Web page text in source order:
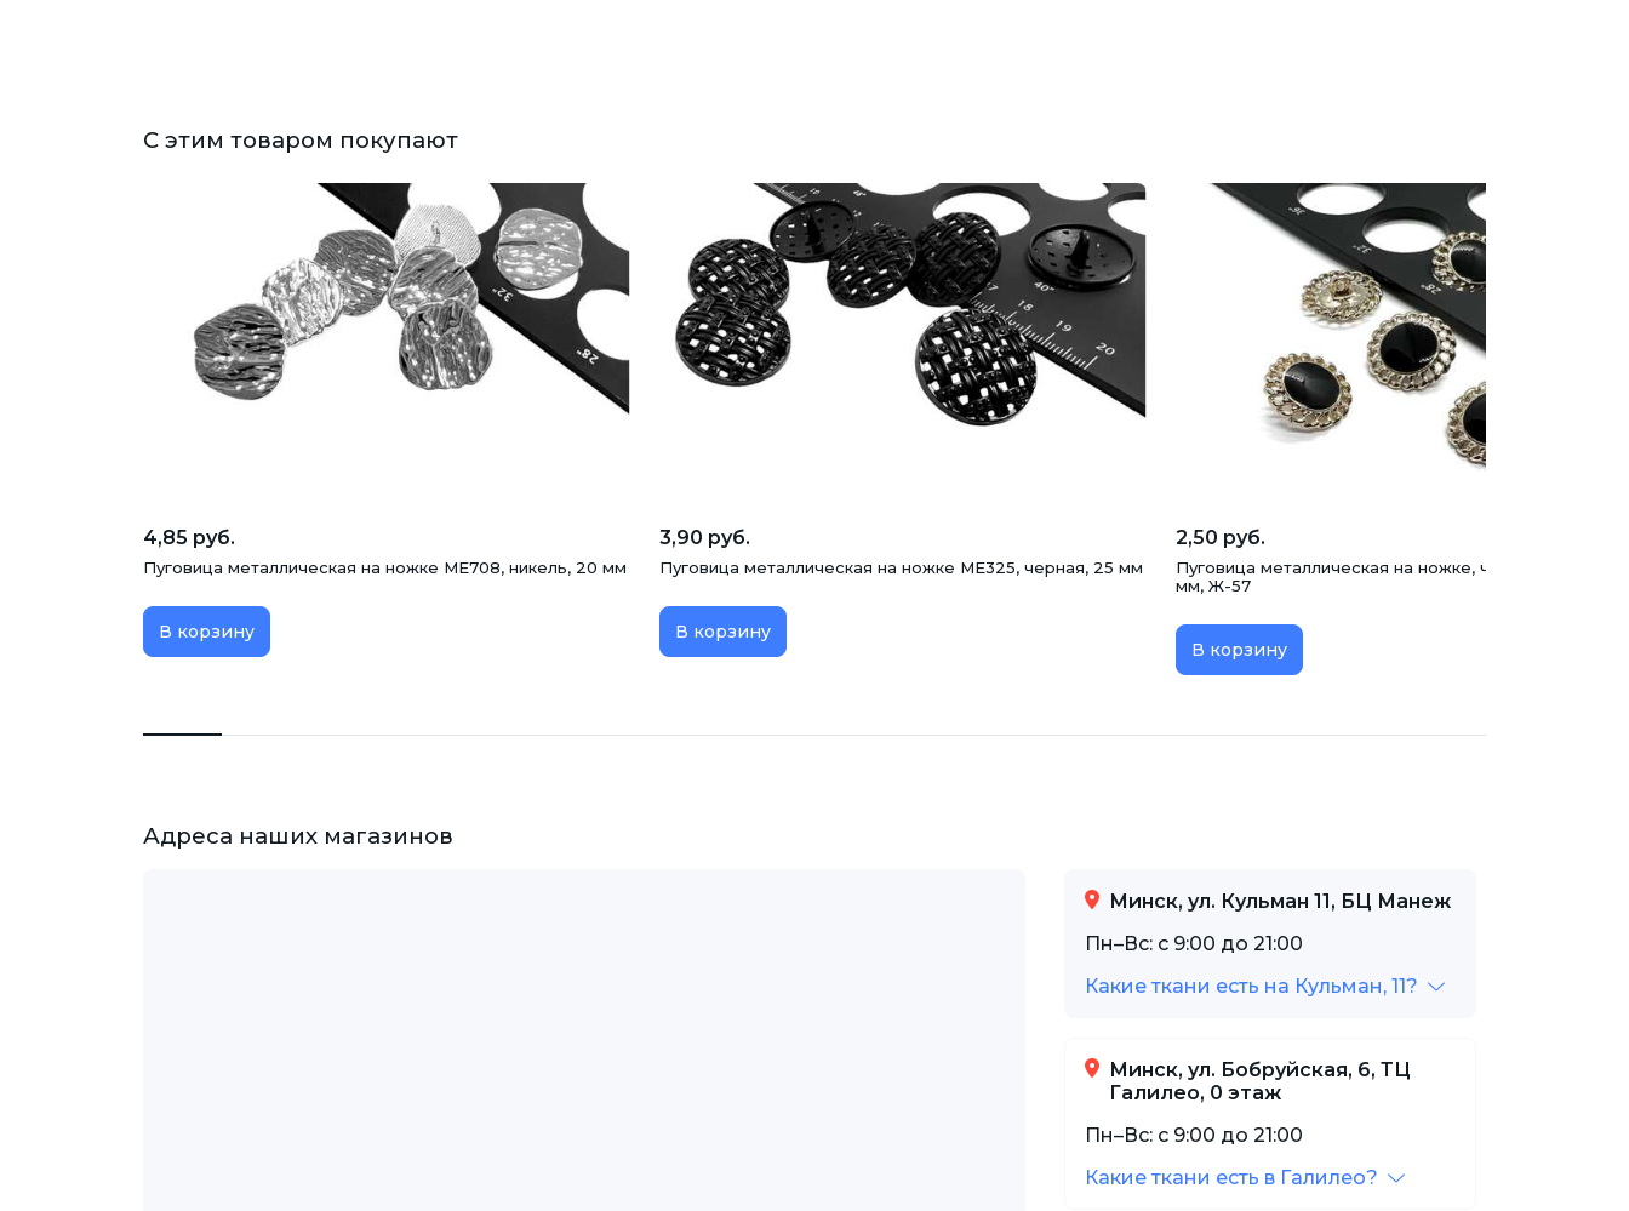
С этим товаром покупают
4,85 руб.
Пуговица металлическая на ножке ME708, никель, 20 мм
В корзину
3,90 руб.
Пуговица металлическая на ножке ME325, черная, 25 мм
В корзину
2,50 руб.
Пуговица металлическая на ножке, черный-золото,
мм, Ж-57
В корзину
Адреса наших магазинов
Минск, ул. Кульман 11, БЦ Манеж
Пн–Вс: с 9:00 до 21:00
Какие ткани есть на Кульман, 11?
Минск, ул. Бобруйская, 6, ТЦ
Галилео, 0 этаж
Пн–Вс: с 9:00 до 21:00
Какие ткани есть в Галилео?